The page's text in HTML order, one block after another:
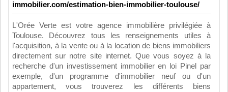
immobilier.com/estimation-bien-immobilier-toulouse/
L'Orée Verte est votre agence immobilière privilégiée à
Toulouse. Découvrez tous les renseignements utiles à
l'acquisition, à la vente ou à la location de biens immobiliers
directement sur notre site internet. Que vous soyez à la
recherche d'un investissement immobilier en loi Pinel par
exemple, d'un programme d'immobilier neuf ou d'un
appartement, vous trouverez les différents biens